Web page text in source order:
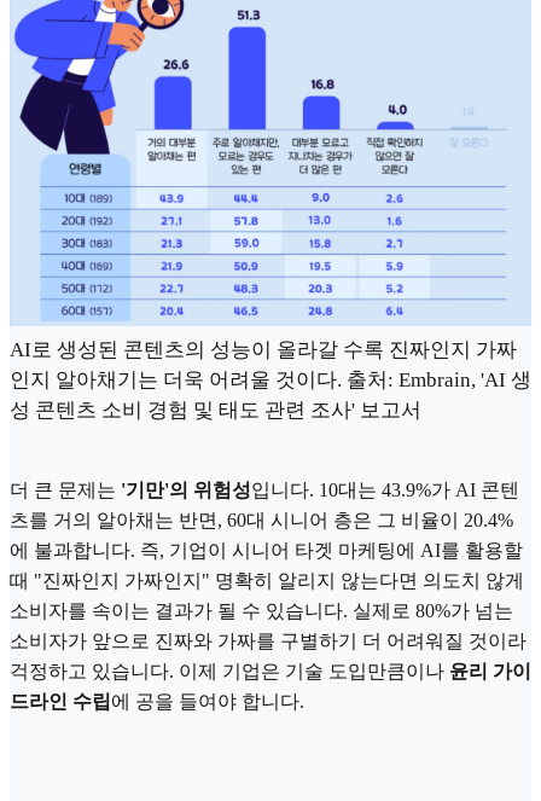
AI로 생성된 콘텐츠의 성능이 올라갈 수록 진짜인지 가짜
인지 알아채기는 더욱 어려울 것이다. 출처: Embrain, 'AI 생
성 콘텐츠 소비 경험 및 태도 관련 조사' 보고서
더 큰 문제는 '기만'의 위험성입니다. 10대는 43.9%가 AI 콘텐
츠를 거의 알아채는 반면, 60대 시니어 층은 그 비율이 20.4%
에 불과합니다. 즉, 기업이 시니어 타겟 마케팅에 AI를 활용할
때 "진짜인지 가짜인지" 명확히 알리지 않는다면 의도치 않게
소비자를 속이는 결과가 될 수 있습니다. 실제로 80%가 넘는
소비자가 앞으로 진짜와 가짜를 구별하기 더 어려워질 것이라
걱정하고 있습니다. 이제 기업은 기술 도입만큼이나 윤리 가이
드라인 수립에 공을 들여야 합니다.